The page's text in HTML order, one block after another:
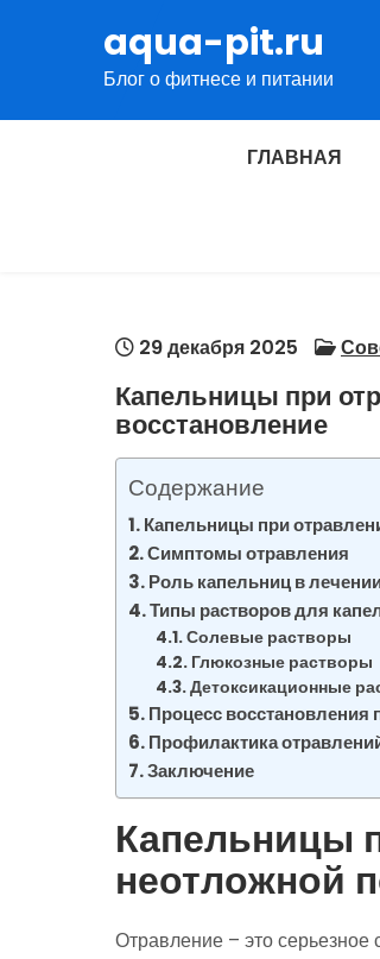
содержимому
aqua-pit.ru
Блог о фитнесе и питании
ГЛАВНАЯ
29 декабря 2025
Капельницы при
восстановление
Содержание
Капельницы при
Симптомы отравления
Роль капельниц в
Типы растворов для
Солевые растворы
Глюкозные растворы
Детоксикационные
Процесс восстановления
Профилактика
Заключение
Капельницы
неотложной
Отравление – это